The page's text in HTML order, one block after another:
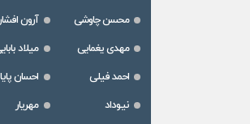
محسن چاوشی
آرون افشار
مهدی یغمایی
میلاد
احمد فیلی
احسان پایا
نیوداد
مهریار